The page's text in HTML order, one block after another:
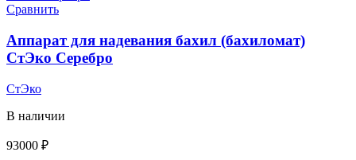
Сравнить
Аппарат для надевания бахил (бахиломат)
СтЭко Серебро
СтЭко
В наличии
93000 ₽